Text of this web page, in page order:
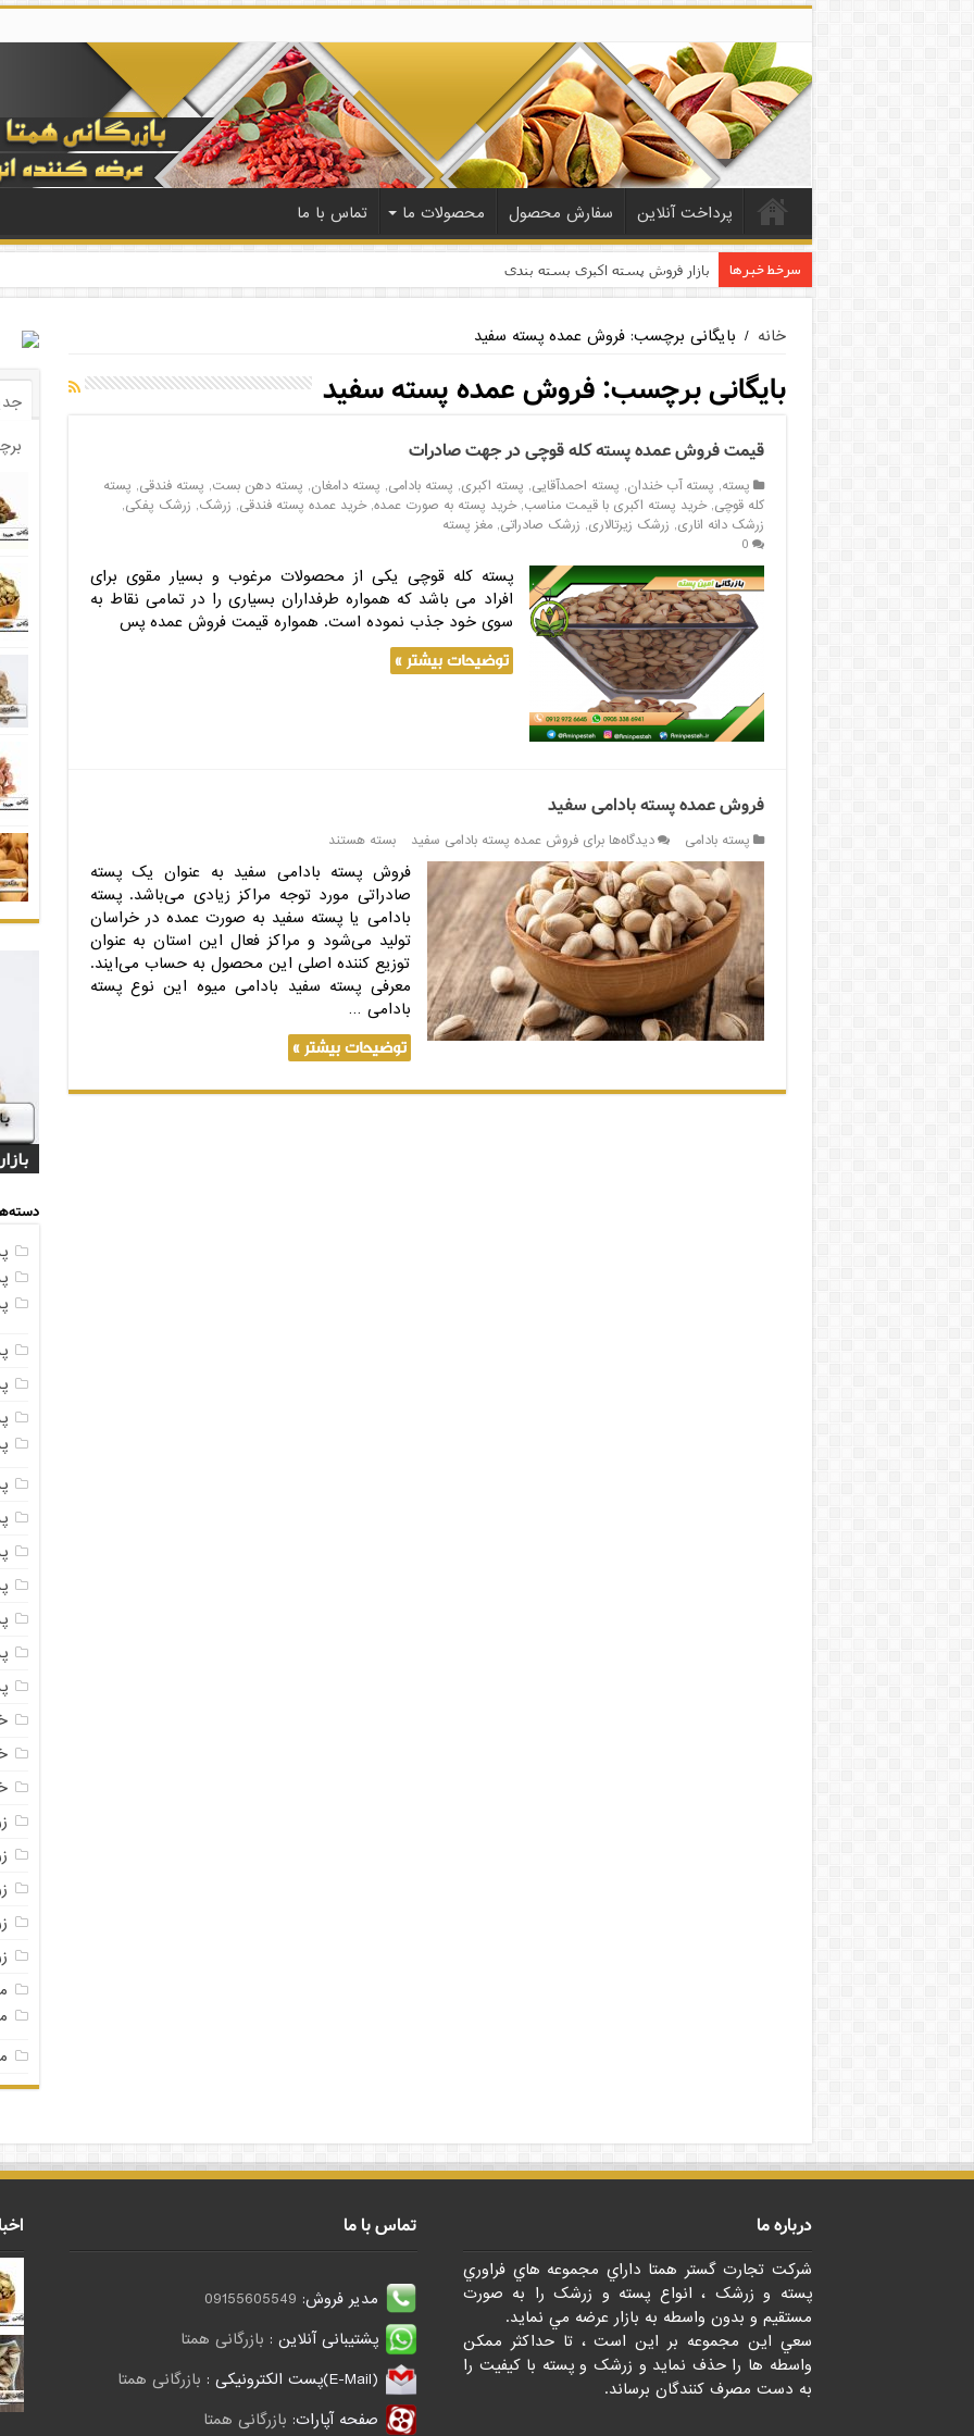
پرداخت آنلاین سفارش محصول محصولات ما تماس با ما
سرخط خبرها بازار فروش پسته اکبری بسته بندی
خانه / بایگانی برچسب: فروش عمده پسته سفید
بایگانی برچسب:فروش عمده پسته سفید
قیمت فروش عمده پسته کله قوچی در جهت صادرات
پسته, پسته آب خندان, پسته احمدآقایی, پسته اکبری, پسته بادامی, پسته دامغان, پسته دهن بست, پسته فندقی, پسته
کله قوچی,خرید پسته اکبری با قیمت مناسب,خرید پسته به صورت عمده,خرید عمده پسته فندقی, زرشک, زرشک پفکی,
زرشک دانه اناری, زرشک زیرتالاری, زرشک صادراتی,مغز پسته
0
پسته کله قوچی یکی از محصولات مرغوب و بسیار مقوی برای
افراد می باشد که همواره طرفداران بسیاری را در تمامی نقاط به
سوی خود جذب نموده است. همواره قیمت فروش عمده پس
توضیحات بیشتر »
فروش عمده پسته بادامی سفید
پسته بادامی دیدگاه‌هابرای فروش عمده پسته بادامی سفید بسته هستند
فروش پسته بادامی سفید به عنوان یک پسته
صادراتی مورد توجه مراکز زیادی می‌باشد. پسته
بادامی یا پسته سفید به صورت عمده در خراسان
تولید می‌شود و مراکز فعال این استان به عنوان
توزیع کننده اصلی این محصول به حساب می‌ایند.
معرفی پسته سفید بادامی میوه این نوع پسته
بادامی …
توضیحات بیشتر »
درباره ما
شرکت تجارت گستر همتا داراي مجموعه هاي فراوري
پسته و زرشک ، انواع پسته و زرشک را به صورت
مستقيم و بدون واسطه به بازار عرضه مي نمايد.
سعي اين مجموعه بر اين است ، تا حداکثر ممکن
واسطه ها را حذف نمايد و زرشک و پسته با کيفيت را
به دست مصرف کنندگان برساند.
تماس با ما
مدیر فروش: 09155605549
پشتیبانی آنلاین : بازرگانی همتا
(E-Mail)پست الکترونیکی :
بازرگانی همتا
صفحه آپارات: بازرگانی همتا